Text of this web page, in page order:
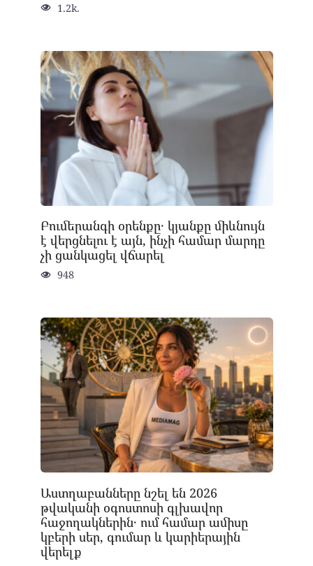
1.2k.
Բումերանգի օրենքը․ կյանքը միևնույն
է վերցնելու է այն, ինչի համար մարդը
չի ցանկացել վճարել
948
Աստղաբանները նշել են 2026
թվականի օգոստոսի գլխավոր
հաջողակներին․ ում համար ամիսը
կբերի սեր, գումար և կարիերային
վերելք